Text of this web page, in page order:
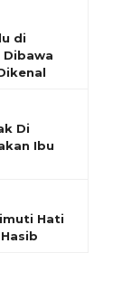
di
Di
Ibu
Hati